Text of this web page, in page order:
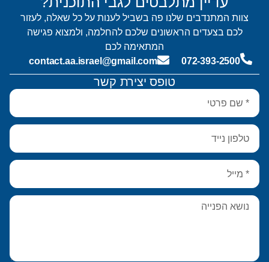
טופס יצירת קשר
צוות המתנדבים שלנו פה בשביל לענות על כל שאלה, לעזור
לכם בצעדים הראשונים שלכם להחלמה, ולמצוא פגישה
המתאימה לכם
072-393-2500
contact.aa.israel@gmail.com